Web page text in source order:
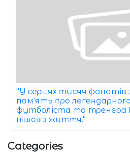
"У серцях тисяч
пам'ять про
футболіста та тренера
пішов з життя."
Categories